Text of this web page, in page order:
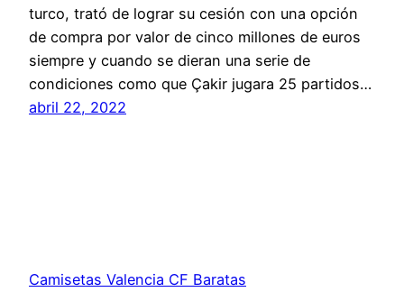
turco, trató de lograr su cesión con una opción
de compra por valor de cinco millones de euros
siempre y cuando se dieran una serie de
condiciones como que Çakir jugara 25 partidos…
abril 22, 2022
Camisetas Valencia CF Baratas